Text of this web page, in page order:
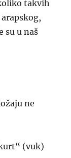
takvih
su u naš
ne
(vuk)